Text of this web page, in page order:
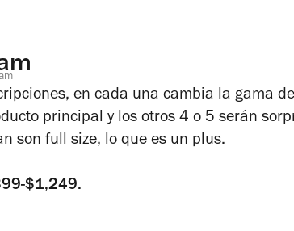
en cada una cambia la gama
principal y los otros 4 o 5 serán
son full size, lo que es un plus.
$1,249.